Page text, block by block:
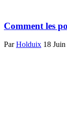
Comment les
ParHolduix 18